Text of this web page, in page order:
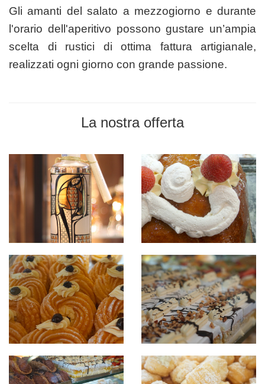
Gli amanti del salato a mezzogiorno e durante
l'orario dell'aperitivo possono gustare un’ampia
scelta di rustici di ottima fattura artigianale,
realizzati ogni giorno con grande passione.
La nostra offerta